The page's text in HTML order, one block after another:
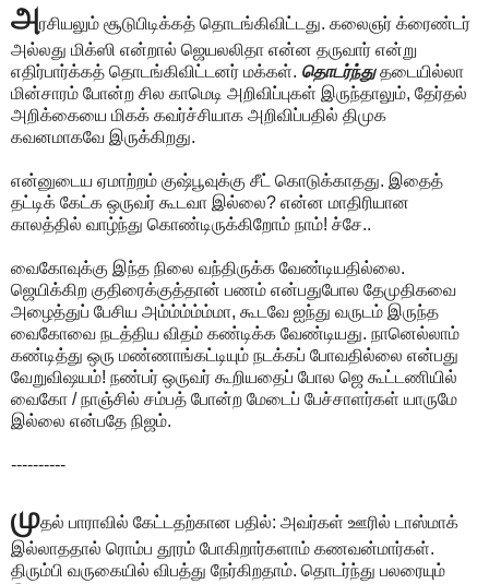
அரசியலும் சூடுபிடிக்கத் தொடங்கிவிட்டது. கலைஞர் க்ரைண்டர்
அல்லது மிக்ஸி என்றால் ஜெயலலிதா என்ன தருவார் என்று
எதிர்பார்க்கத் தொடங்கிவிட்டனர் மக்கள். தொடர்ந்துதடையில்லா
மின்சாரம் போன்ற சில காமெடி அறிவிப்புகள் இருந்தாலும், தேர்தல்
அறிக்கையை மிகக் கவர்ச்சியாக அறிவிப்பதில் திமுக
கவனமாகவே இருக்கிறது.
என்னுடைய ஏமாற்றம் குஷ்பூவுக்கு சீட் கொடுக்காதது. இதைத்
தட்டிக் கேட்க ஒருவர் கூடவா இல்லை? என்ன மாதிரியான
காலத்தில் வாழ்ந்து கொண்டிருக்கிறோம் நாம்! ச்சே..
வைகோவுக்கு இந்த நிலை வந்திருக்க வேண்டியதில்லை.
ஜெயிக்கிற குதிரைக்குத்தான் பணம் என்பதுபோல தேமுதிகவை
அழைத்துப் பேசிய அம்ம்ம்ம்ம்மா, கூடவே ஐந்து வருடம் இருந்த
வைகோவை நடத்திய விதம் கண்டிக்க வேண்டியது. நானெல்லாம்
கண்டித்து ஒரு மண்ணாங்கட்டியும் நடக்கப் போவதில்லை என்பது
வேறுவிஷயம்! நண்பர் ஒருவர் கூறியதைப் போல ஜெ கூட்டணியில்
வைகோ / நாஞ்சில் சம்பத் போன்ற மேடைப் பேச்சாளர்கள் யாருமே
இல்லை என்பதே நிஜம்.
----------
முதல் பாராவில் கேட்டதற்கான பதில்: அவர்கள் ஊரில் டாஸ்மாக்
இல்லாததால் ரொம்ப தூரம் போகிறார்களாம் கணவன்மார்கள்.
திரும்பி வருகையில் விபத்து நேர்கிறதாம். தொடர்ந்து பலரையும்